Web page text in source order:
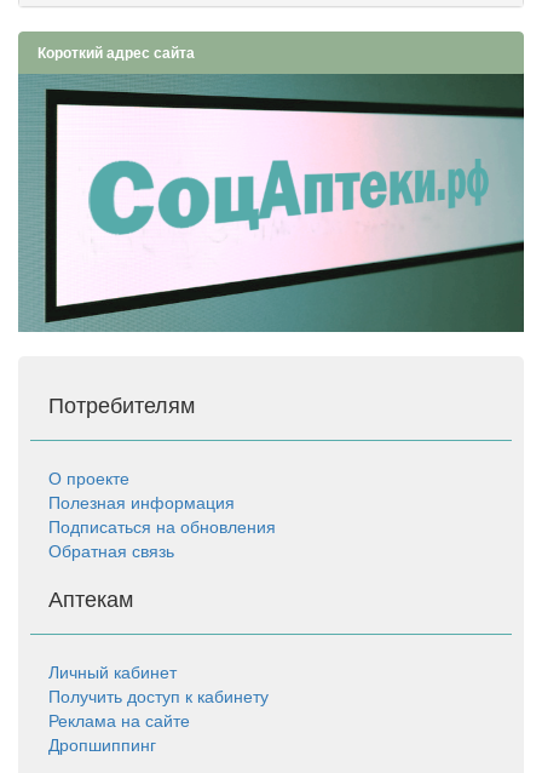
Короткий адрес сайта
Потребителям
О проекте
Полезная информация
Подписаться на обновления
Обратная связь
Аптекам
Личный кабинет
Получить доступ к кабинету
Реклама на сайте
Дропшиппинг